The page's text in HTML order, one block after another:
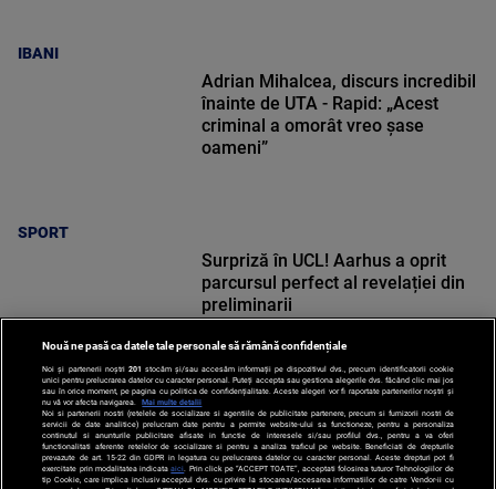
IBANI
SPORT
Adrian Mihalcea, discurs incredibil
înainte de UTA - Rapid: „Acest
criminal a omorât vreo șase
oameni”
SPORT
Surpriză în UCL! Aarhus a oprit
parcursul perfect al revelației din
preliminarii
Nouă ne pasă ca datele tale personale să rămână confidențiale
Noi și partenerii noștri 201 stocăm și/sau accesăm informații pe dispozitivul dvs., precum identificatorii cookie
unici pentru prelucrarea datelor cu caracter personal. Puteți accepta sau gestiona alegerile dvs. făcând clic mai jos
sau în orice moment, pe pagina cu politica de confidențialitate. Aceste alegeri vor fi raportate partenerilor noștri și
nu vă vor afecta navigarea.
Mai multe detalii
Noi si partenerii nostri (retelele de socializare si agentiile de publicitate partenere, precum si furnizorii nostri de
servicii de date analitice) prelucram date pentru a permite website-ului sa functioneze, pentru a personaliza
continutul si anunturile publicitare afisate in functie de interesele si/sau profilul dvs., pentru a va oferi
functionalitati aferente retelelor de socializare si pentru a analiza traficul pe website. Beneficiati de drepturile
prevazute de art. 15-22 din GDPR in legatura cu prelucrarea datelor cu caracter personal. Aceste drepturi pot fi
exercitate prin modalitatea indicataaici . Prin click pe “ACCEPT TOATE”, acceptati folosirea tuturor Tehnologiilor de
tip Cookie, care implica inclusiv acceptul dvs. cu privire la stocarea/accesarea informatiilor de catre Vendor-ii cu